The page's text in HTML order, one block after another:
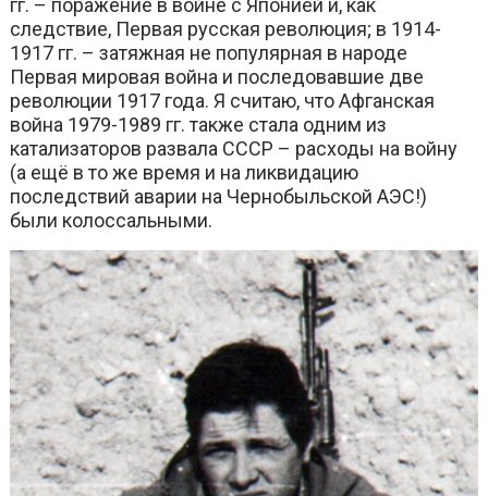
гг. – поражение в войне с Японией и, как
следствие, Первая русская революция; в 1914-
1917 гг. – затяжная не популярная в народе
Первая мировая война и последовавшие две
революции 1917 года. Я считаю, что Афганская
война 1979-1989 гг. также стала одним из
катализаторов развала СССР – расходы на войну
(а ещё в то же время и на ликвидацию
последствий аварии на Чернобыльской АЭС!)
были колоссальными.